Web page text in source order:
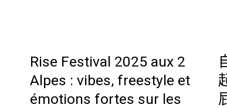
Rise Festival 2025 aux 2
Alpes : vibes, freestyle et
émotions fortes sur les